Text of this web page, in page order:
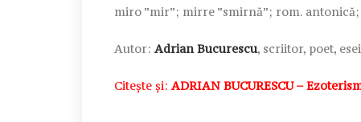
miro ”mir”; mirre ”smirnă”; rom.
Autor: Adrian Bucurescu, scriitor, poet,
Citește și: ADRIAN BUCURESCU –